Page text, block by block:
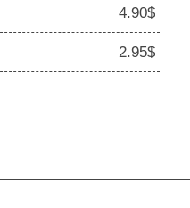
4.90$
2.95$